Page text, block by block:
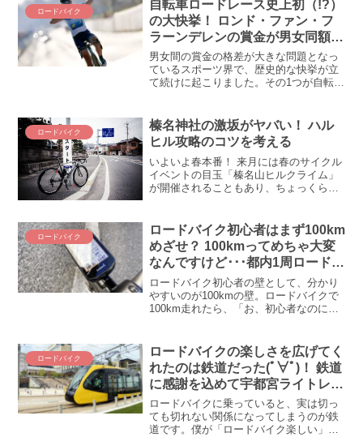
は再び集結！ 復讐する...
ロードバイク
自転車ロードレース史上初（!?）
の大快挙！ ロンド・ファン・フ
ラーンデレンの賞金が男女同額に
(∩´∀｀)∩
男女間の賞金の格差が大きな問題となっ
ているスポーツ界で、歴史的な快挙が立
て続けに起こりました。その1つが自転車
フラーンデレン」の優勝賞金が男女で同
額になったのです。10倍以上の格差があ
ることも珍しくなかった自転車ロードレ
ースにおいて性別に関係なく賞金が同じ
になるのは革新的な出来事。スポーツ界
の男女平等の動きをご紹介します。
ロードバイク
榛名神社の激坂がヤバい！ ハル
ヒル攻略のコツを考える
いよいよ春本番！ 来月には春のサイクル
イベントの目玉「榛名山ヒルクライム」
が開催されることもあり、ちょっくら試
ヒルクライム会場までのルートを確認！
榛名山というこ...
ロードバイク
ロードバイク初心者はまず100km
めざせ？ 100kmってめちゃ大変
なんですけど･･･都内1周ロードバ
イク100kmライドに挑戦してみた
ロードバイク初心者の壁として、分かり
やすいのが100kmの壁。ロードバイクで
100km走れたら、「お、初心者なのに、
ドバイク乗って8年以上ですから、100km
なんて余裕余裕・・・じゃ全然ありませ
んでした:(；ﾞﾟ”ωﾟ”): ロードバイクで
100km走るって、めちゃくちゃ大変なん
だよぉ(;´Д｀)
ロードバイク
ロードバイクの楽しさを広げてく
れたのは鉄道だった(ﾟ∀ﾟ)！ 鉄道
に感謝を込めて宇都宮ライトレー
ルの試運転を見学しに行ってみ
た！
ロードバイクに乗っていると、実は切っ
ても切れない関係になってしまうのが鉄
道です。僕が「ロードバイク楽しい」と